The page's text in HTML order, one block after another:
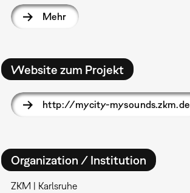
Mehr
Website zum Projekt
http://mycity-mysounds.zkm.de
Organization / Institution
ZKM | Karlsruhe